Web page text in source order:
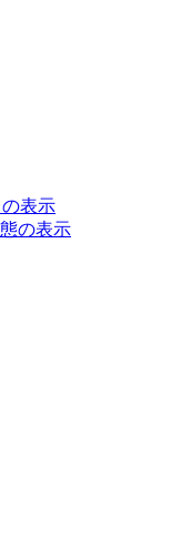
表示
の表示